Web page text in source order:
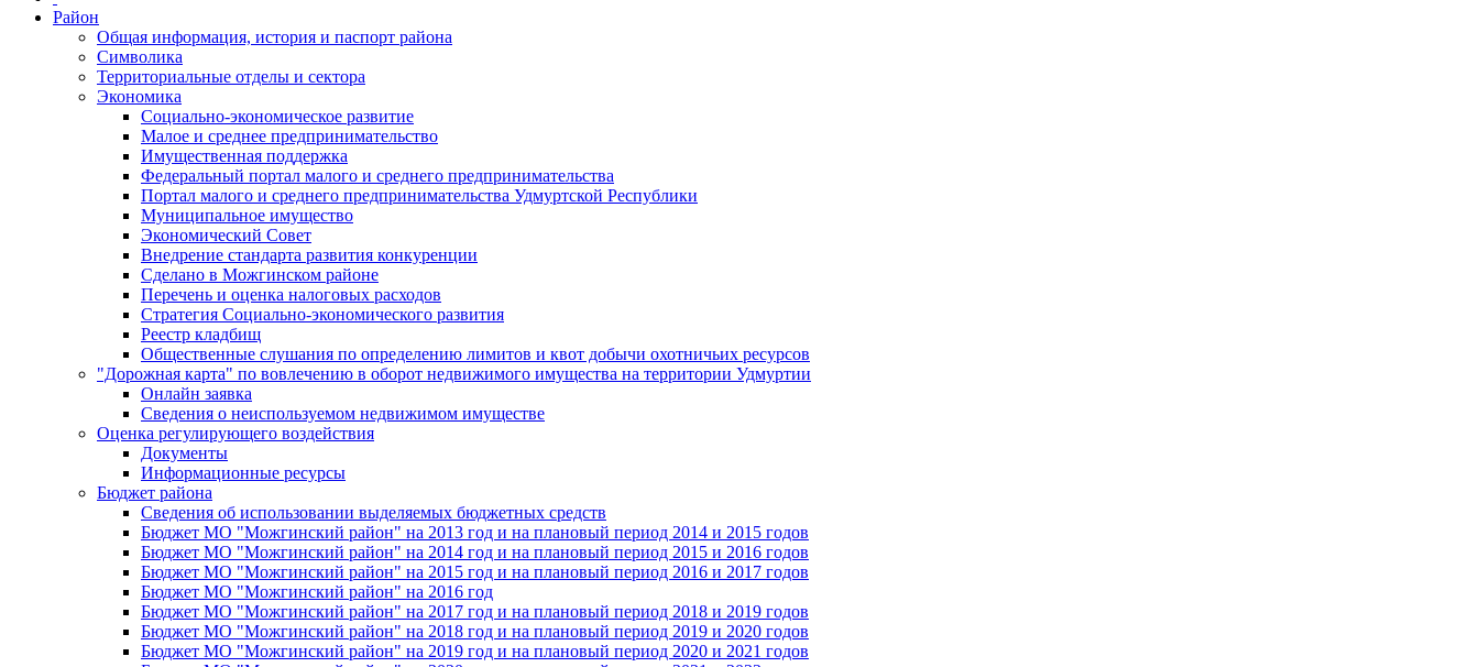
Район
Общая информация, история и паспорт района
Символика
Территориальные отделы и сектора
Экономика
Социально-экономическое развитие
Малое и среднее предпринимательство
Имущественная поддержка
Федеральный портал малого и среднего предпринимательства
Портал малого и среднего предпринимательства Удмуртской Республики
Муниципальное имущество
Экономический Совет
Внедрение стандарта развития конкуренции
Сделано в Можгинском районе
Перечень и оценка налоговых расходов
Стратегия Социально-экономического развития
Реестр кладбищ
Общественные слушания по определению лимитов и квот добычи охотничьих ресурсов
"Дорожная карта" по вовлечению в оборот недвижимого имущества на территории Удмуртии
Онлайн заявка
Сведения о неиспользуемом недвижимом имуществе
Оценка регулирующего воздействия
Документы
Информационные ресурсы
Бюджет района
Сведения об использовании выделяемых бюджетных средств
Бюджет МО "Можгинский район" на 2013 год и на плановый период 2014 и 2015 годов
Бюджет МО "Можгинский район" на 2014 год и на плановый период 2015 и 2016 годов
Бюджет МО "Можгинский район" на 2015 год и на плановый период 2016 и 2017 годов
Бюджет МО "Можгинский район" на 2016 год
Бюджет МО "Можгинский район" на 2017 год и на плановый период 2018 и 2019 годов
Бюджет МО "Можгинский район" на 2018 год и на плановый период 2019 и 2020 годов
Бюджет МО "Можгинский район" на 2019 год и на плановый период 2020 и 2021 годов